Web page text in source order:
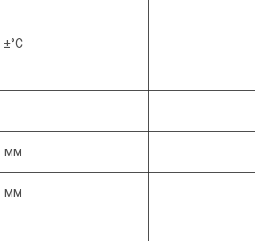
±°C
мм
мм